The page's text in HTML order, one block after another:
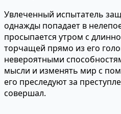
Увлеченный испытатель
однажды попадает в
просыпается утром с
торчащей прямо из его
невероятными
мысли и изменять мир с
его преследуют за
совершал.